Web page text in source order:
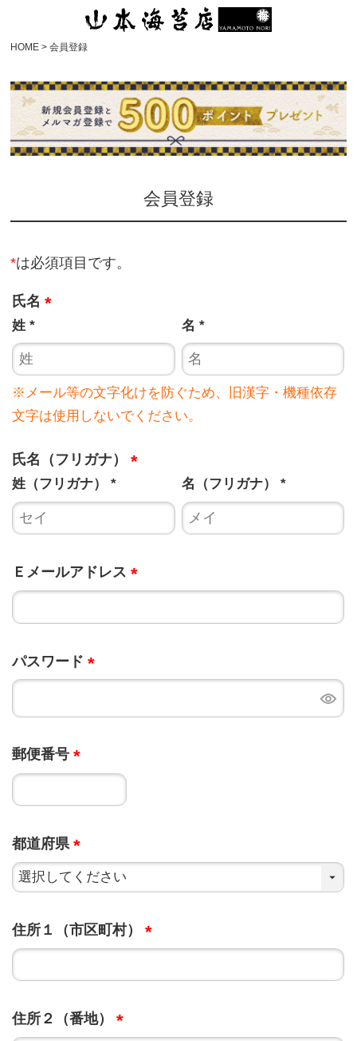
HOME 会員登録
会員登録
*は必須項目です。
氏名
※メール等の文字化けを防ぐため、旧漢字・機種依存
文字は使用しないでください。
氏名（フリガナ）
Ｅメールアドレス
パスワード
郵便番号
都道府県
住所１（市区町村）
住所２（番地）